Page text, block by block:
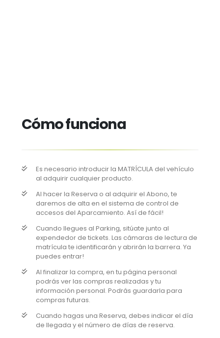
Cómo funciona
Es necesario introducir la MATRÍCULA del vehículo
al adquirir cualquier producto.
Al hacer la Reserva o al adquirir el Abono, te
daremos de alta en el sistema de control de
accesos del Aparcamiento. Así de fácil!​
Cuando llegues al Parking, sitúate junto al
expendedor de tickets. Las cámaras de lectura de
matrícula te identificarán y abrirán la barrera. Ya
puedes entrar!
Al finalizar la compra, en tu página personal
podrás ver las compras realizadas y tu
información personal. Podrás guardarla para
compras futuras.
Cuando hagas una Reserva, debes indicar el día
de llegada y el número de días de reserva.